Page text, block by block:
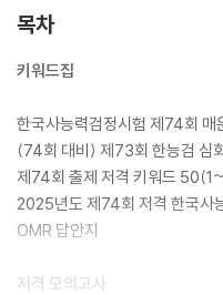
목차
키워드집
한국사능력검정시험 제74회 매
(74회 대비) 제73회 한능검 심
제74회 출제 저격 키워드
2025년도 제74회 저격 한국사
OMR 답안지
저격 모의고사